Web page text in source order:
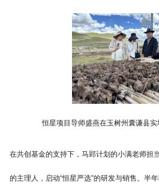
恒星项目导师盛燕在玉树州囊谦县实
在共创基金的支持下，马郢计划的小满老师担
的主理人，启动“恒星严选”的研发与销售。半